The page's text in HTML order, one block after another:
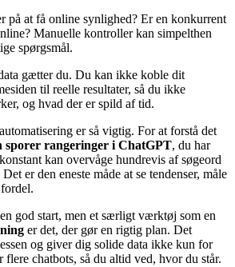
på at få online synlighed? Er en konkurrent
Manuelle kontroller kan simpelthen
spørgsmål.
gætter du. Du kan ikke koble dit
til reelle resultater, så du ikke
og hvad der er spild af tid.
er så vigtig. For at forstå det
sporer rangeringer i ChatGPT, du har
kan overvåge hundrevis af søgeord
er den eneste måde at se tendenser, måle
god start, men et særligt værktøj som en
er det, der gør en rigtig plan. Det
og giver dig solide data ikke kun for
flere chatbots, så du altid ved, hvor du står.